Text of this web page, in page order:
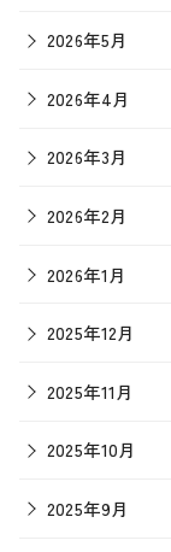
2026年5月
2026年4月
2026年3月
2026年2月
2026年1月
2025年12月
2025年11月
2025年10月
2025年9月